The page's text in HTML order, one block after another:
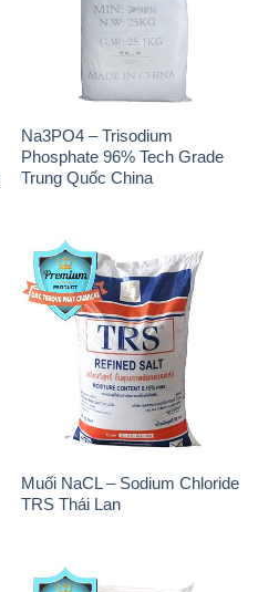
Na3PO4 – Trisodium
Phosphate 96% Tech Grade
Trung Quốc China
Muối NaCL – Sodium Chloride
TRS Thái Lan